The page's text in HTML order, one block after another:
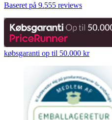
Baseret på 9.555 reviews
købsgaranti op til 50.000 kr